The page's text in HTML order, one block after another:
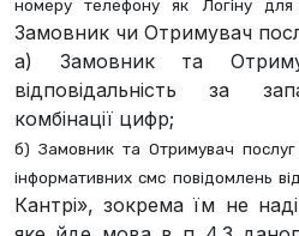
Замовник чи Отримувач
а) Замовник та
відповідальність за
комбінації цифр;
б) Замовник та Отримувач
інформативних смс повідомлень
Кантрі», зокрема їм не